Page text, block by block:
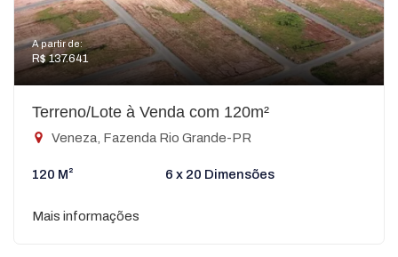
A partir de:
R$ 137.641
Terreno/Lote à Venda com 120m²
Veneza, Fazenda Rio Grande-PR
120 M² 6 x 20 Dimensões
Mais informações